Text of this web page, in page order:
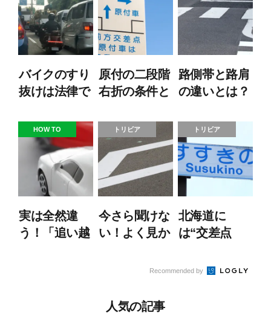
バイクのすり
抜けは法律で
る？事故時の
過失割合も紹
原付の二段階
右折の条件と
合わせた方法
を解説！
路側帯と路肩
の違いとは？
ルールを解説
HOW TO
実は全然違
う！「追い越
トリビア
今さら聞けな
い！よく見か
路標示とその
トリビア
北海道に
は“交差点
て本当？ そ
Recommended by
人気の記事